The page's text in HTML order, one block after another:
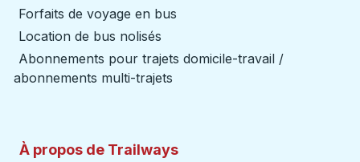
Forfaits de voyage en bus
Location de bus nolisés
Abonnements pour trajets domicile-travail /
abonnements multi-trajets
À propos de Trailways